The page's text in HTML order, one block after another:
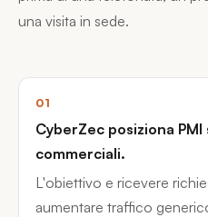
una visita in sede.
01
CyberZec posiziona
commerciali.
L'obiettivo e ricevere
aumentare traffico